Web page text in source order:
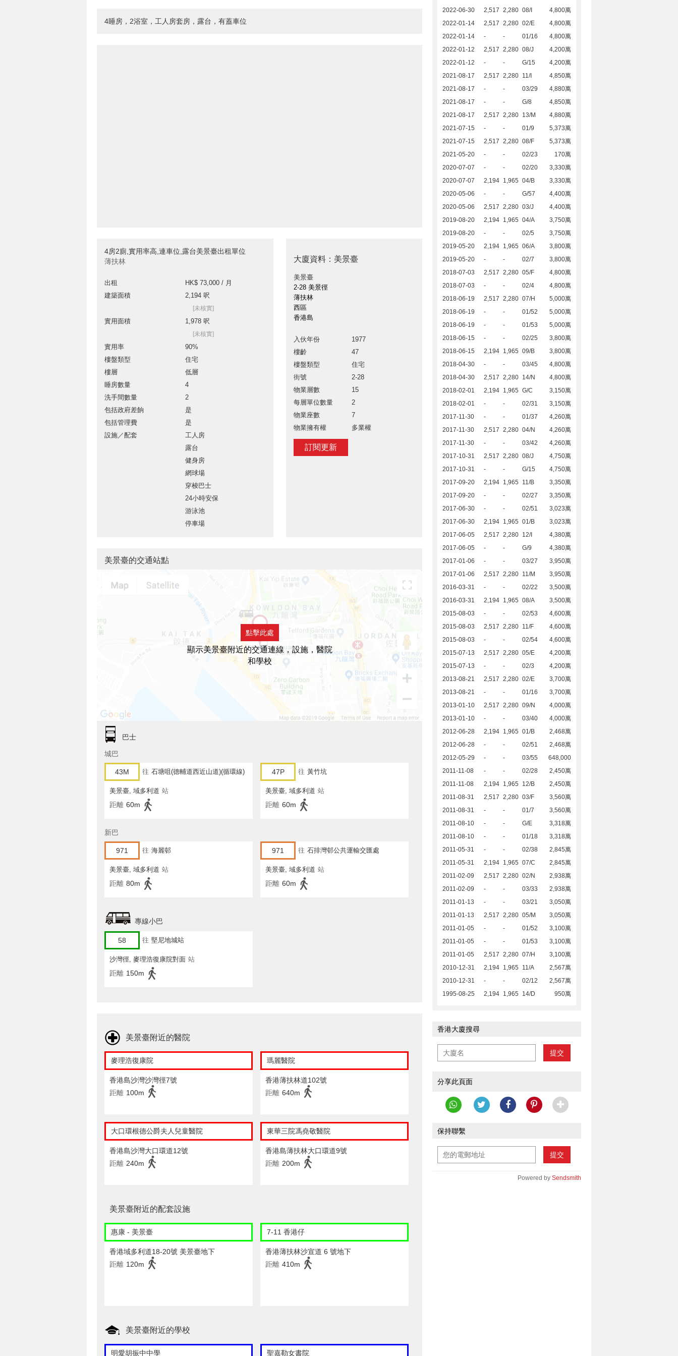
4睡房，2浴室，工人房套房，露台，有蓋車位
4房2廁,實用率高,連車位,露台美景臺出租單位
薄扶林
出租
HK$ 73,000 / 月
建築面積
2,194 呎
[未核實]
實用面積 1,978 呎
[未核實]
實用率
90%
樓盤類型
住宅
樓層
低層
睡房數量
4
洗手間數量
2
包括政府差餉
是
包括管理費
是
設施／配套
工人房
露台
健身房
網球場
穿梭巴士
24小時安保
游泳池
停車場
大廈資料：美景臺
美景臺
2-28 美景徑
薄扶林
西區
香港島
入伙年份
1977
樓齡
47
樓盤類型
住宅
街號
2-28
物業層數
15
每層單位數量
2
物業座數
7
物業擁有權
多業權
訂閱更新
2022-06-30
2,517 2,280 08/I
4,800萬
2022-01-14
2,517 2,280 02/E
4,800萬
2022-01-14
- - 01/16
4,800萬
2022-01-12
2,517 2,280 08/J
4,200萬
2022-01-12
- - G/15
4,200萬
2021-08-17
2,517 2,280 11/I
4,850萬
2021-08-17
- - 03/29
4,880萬
2021-08-17
- - G/8
4,850萬
2021-08-17
2,517 2,280 13/M
4,880萬
2021-07-15
- - 01/9
5,373萬
2021-07-15
2,517 2,280 08/F
5,373萬
2021-05-20
- - 02/23
170萬
2020-07-07
- - 02/20
3,330萬
2020-07-07
2,194 1,965 04/B
3,330萬
2020-05-06
- - G/57
4,400萬
2020-05-06
2,517 2,280 03/J
4,400萬
2019-08-20
2,194 1,965 04/A
3,750萬
2019-08-20
- - 02/5
3,750萬
2019-05-20
2,194 1,965 06/A
3,800萬
2019-05-20
- - 02/7
3,800萬
2018-07-03
2,517 2,280 05/F
4,800萬
2018-07-03
- - 02/4
4,800萬
2018-06-19
2,517 2,280 07/H
5,000萬
2018-06-19
- - 01/52
5,000萬
2018-06-19
- - 01/53
5,000萬
2018-06-15
- - 02/25
3,800萬
2018-06-15
2,194 1,965 09/B
3,800萬
2018-04-30
- - 03/45
4,800萬
2018-04-30
2,517 2,280 14/N
4,800萬
2018-02-01
2,194 1,965 G/C
3,150萬
2018-02-01
- - 02/31
3,150萬
2017-11-30
- - 01/37
4,260萬
2017-11-30
2,517 2,280 04/N
4,260萬
2017-11-30
- - 03/42
4,260萬
2017-10-31
2,517 2,280 08/J
4,750萬
2017-10-31
- - G/15
4,750萬
2017-09-20
2,194 1,965 11/B
3,350萬
2017-09-20
- - 02/27
3,350萬
2017-06-30
- - 02/51
3,023萬
2017-06-30
2,194 1,965 01/B
3,023萬
2017-06-05
2,517 2,280 12/I
4,380萬
2017-06-05
- - G/9
4,380萬
2017-01-06
- - 03/27
3,950萬
2017-01-06
2,517 2,280 11/M
3,950萬
2016-03-31
- - 02/22
3,500萬
2016-03-31
2,194 1,965 08/A
3,500萬
2015-08-03
- - 02/53
4,600萬
2015-08-03
2,517 2,280 11/F
4,600萬
2015-08-03
- - 02/54
4,600萬
2015-07-13
2,517 2,280 05/E
4,200萬
2015-07-13
- - 02/3
4,200萬
2013-08-21
2,517 2,280 02/E
3,700萬
2013-08-21
- - 01/16
3,700萬
2013-01-10
2,517 2,280 09/N
4,000萬
2013-01-10
- - 03/40
4,000萬
2012-06-28
2,194 1,965 01/B
2,468萬
2012-06-28
- - 02/51
2,468萬
2012-05-29
- - 03/55
648,000
2011-11-08
- - 02/28
2,450萬
2011-11-08
2,194 1,965 12/B
2,450萬
2011-08-31
2,517 2,280 03/F
3,560萬
2011-08-31
- - 01/7
3,560萬
2011-08-10
- - G/E
3,318萬
2011-08-10
- - 01/18
3,318萬
2011-05-31
- - 02/38
2,845萬
2011-05-31
2,194 1,965 07/C
2,845萬
2011-02-09
2,517 2,280 02/N
2,938萬
2011-02-09
- - 03/33
2,938萬
2011-01-13
- - 03/21
3,050萬
2011-01-13
2,517 2,280 05/M
3,050萬
2011-01-05
- - 01/52
3,100萬
2011-01-05
- - 01/53
3,100萬
2011-01-05
2,517 2,280 07/H
3,100萬
2010-12-31
2,194 1,965 11/A
2,567萬
2010-12-31
- - 02/12
2,567萬
1995-08-25
2,194 1,965 14/D 950萬
香港大廈搜尋
提交
分享此頁面
保持聯繫
提交
Powered by Sendsmith
美景臺的交通站點
點擊此處
顯示美景臺附近的交通連線，設施，醫院
和學校
巴士
城巴
43M 往 石塘咀(德輔道西近山道)(循環線)
美景臺, 域多利道 站
距離 60m
47P 往 黃竹坑
美景臺, 域多利道 站
距離 60m
新巴
971 往 海麗邨
美景臺, 域多利道 站
距離 80m
971 往 石排灣邨公共運輸交匯處
美景臺, 域多利道 站
距離 60m
專線小巴
58 往 堅尼地城站
沙灣徑, 麥理浩復康院對面 站
距離 150m
美景臺附近的醫院
麥理浩復康院
香港島沙灣沙灣徑7號
距離 100m
瑪麗醫院
香港薄扶林道102號
距離 640m
大口環根德公爵夫人兒童醫院
香港島沙灣大口環道12號
距離 240m
東華三院馮堯敬醫院
香港島薄扶林大口環道9號
距離 200m
美景臺附近的配套設施
惠康 - 美景臺
香港域多利道18-20號 美景臺地下
距離 120m
7-11 香港仔
香港薄扶林沙宣道 6 號地下
距離 410m
美景臺附近的學校
明愛胡振中中學 聖嘉勒女書院